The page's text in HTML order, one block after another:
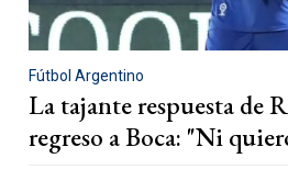
Fútbol Argentino
La tajante respuesta de
regreso a Boca: "Ni